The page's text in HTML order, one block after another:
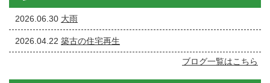
2026.06.30 大雨
2026.04.22 築古の住宅再生
ブログ一覧はこちら